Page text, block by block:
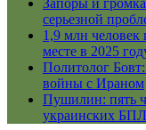
Запоры и
серьезной
1,9 млн
месте в 2025
Политолог
войны с Ираном
Пушилин: пять
украинских